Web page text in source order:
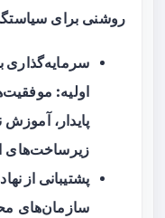
روشنی برای
سرمایه‌گذاری
اولیه:
پایدار،
زیرساخت‌های
پشتیبانی از
سازمان‌های